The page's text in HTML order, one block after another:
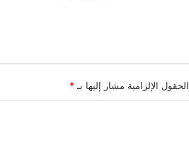
الحقول الإلزامية مشار إليها بـ *